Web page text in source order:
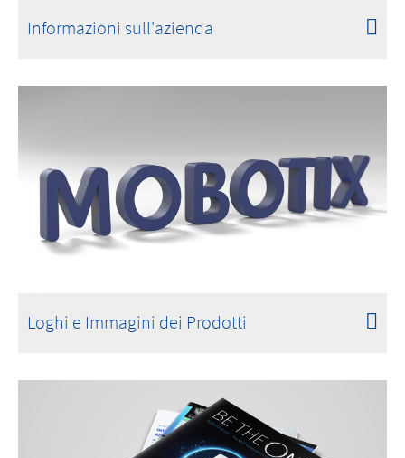
Informazioni sull'azienda
Loghi e Immagini dei Prodotti